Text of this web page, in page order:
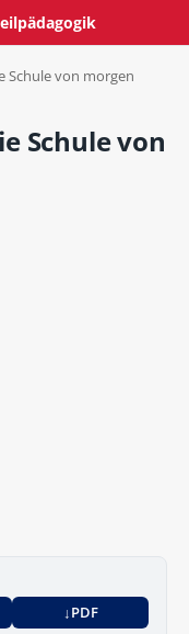
Schule von morgen
Schule von
PDF